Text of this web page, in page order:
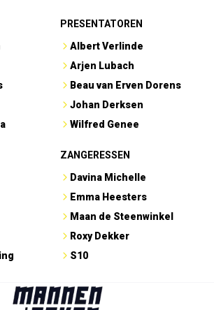
PRESENTATOREN
Albert Verlinde
Arjen Lubach
Beau van Erven Dorens
Johan Derksen
Wilfred Genee
ZANGERESSEN
Davina Michelle
Emma Heesters
Maan de Steenwinkel
Roxy Dekker
S10